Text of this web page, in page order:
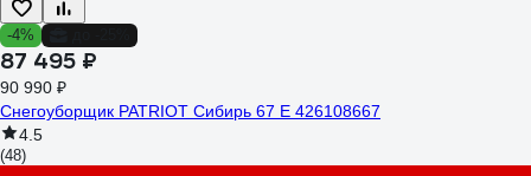
-4%
87 495 ₽
90 990 ₽
Снегоуборщик PATRIOT Сибирь 67 E 426108667
4.5
(48)